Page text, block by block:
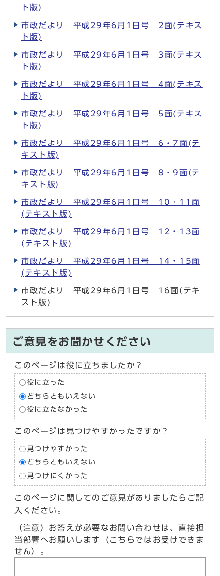
ト版)
市政だより 平成29年6月1日号 2面(テキス
ト版)
市政だより 平成29年6月1日号 3面(テキス
ト版)
市政だより 平成29年6月1日号 4面(テキス
ト版)
市政だより 平成29年6月1日号 5面(テキス
ト版)
市政だより 平成29年6月1日号 6・7面(テ
キスト版)
市政だより 平成29年6月1日号 8・9面(テ
キスト版)
市政だより 平成29年6月1日号 10・11面
(テキスト版)
市政だより 平成29年6月1日号 12・13面
(テキスト版)
市政だより 平成29年6月1日号 14・15面
(テキスト版)
市政だより 平成29年6月1日号 16面(テキ
スト版)
ご意見をお聞かせください
このページは役に立ちましたか？
役に立った
どちらともいえない
役に立たなかった
このページは見つけやすかったですか？
見つけやすかった
どちらともいえない
見つけにくかった
このページに関してのご意見がありましたらご記
入ください。
（注意）お答えが必要なお問い合わせは、直接担
当部署へお願いします（こちらではお受けできま
せん）。